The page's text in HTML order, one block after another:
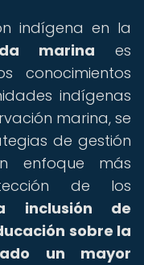
indígena en la
marina es
conocimientos
indígenas
marina, se
de gestión
enfoque más
de los
inclusión de
sobre la
un mayor